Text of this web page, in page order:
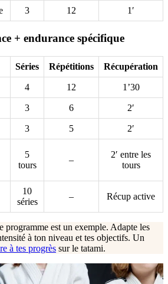
3 12 1′
+ endurance spécifique
Séries Répétitions Récupération
4 12 1’30
3 6 2′
3 5 2′
5
tours
–
2′ entre les
tours
10
séries
– Récup active
programme est un exemple. Adapte les
à ton niveau et tes objectifs. Un
à tes progrès sur le tatami.